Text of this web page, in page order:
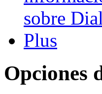
Opciones